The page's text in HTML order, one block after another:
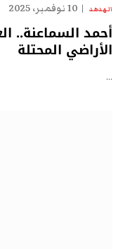
الهدهد 10 نوفمبر، 2025
أحمد السماعنة..
الأراضي المحتلة
…